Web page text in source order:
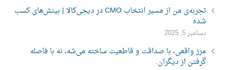
تجربه‌ی من از مسیر انتخاب CMO در دیجی‌کالا | بینش‌های کسب
شده
دسامبر 5, 2025
مرز واقعی، با صداقت و قاطعیت ساخته می‌شه، نه با فاصله
گرفتن از دیگران.